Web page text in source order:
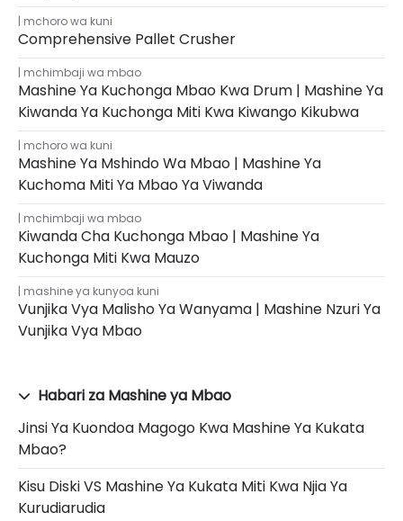
mchoro wa kuni
Comprehensive Pallet Crusher
mchimbaji wa mbao
Mashine Ya Kuchonga Mbao Kwa Drum | Mashine Ya
Kiwanda Ya Kuchonga Miti Kwa Kiwango Kikubwa
mchoro wa kuni
Mashine Ya Mshindo Wa Mbao | Mashine Ya
Kuchoma Miti Ya Mbao Ya Viwanda
mchimbaji wa mbao
Kiwanda Cha Kuchonga Mbao | Mashine Ya
Kuchonga Miti Kwa Mauzo
mashine ya kunyoa kuni
Vunjika Vya Malisho Ya Wanyama | Mashine Nzuri Ya
Vunjika Vya Mbao
Habari za Mashine ya Mbao
Jinsi Ya Kuondoa Magogo Kwa Mashine Ya Kukata
Mbao?
Kisu Diski VS Mashine Ya Kukata Miti Kwa Njia Ya
Kurudiarudia